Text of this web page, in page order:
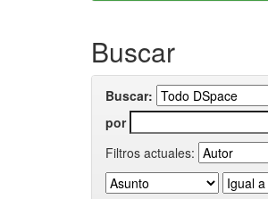
Buscar
Buscar:
por
Filtros actuales: